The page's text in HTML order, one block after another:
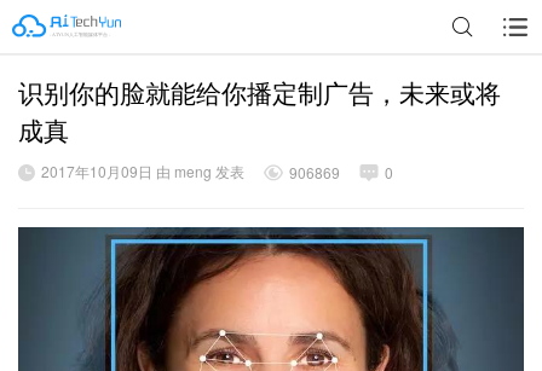
广告
识别你的脸就能给你播定制广告，未来或将
成真
2017年10月09日 由 meng 发表 906869 0